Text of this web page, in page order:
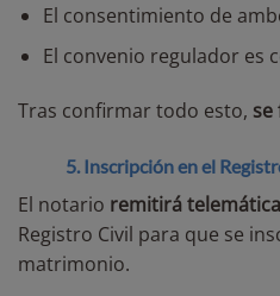
El consentimiento de
El convenio regulador es
Tras confirmar todo esto, se
5. Inscripción en el
El notario remitirá
Registro Civil para que se
matrimonio.